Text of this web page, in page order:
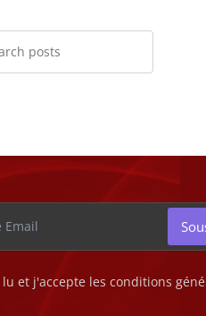
lu et j'accepte les conditions